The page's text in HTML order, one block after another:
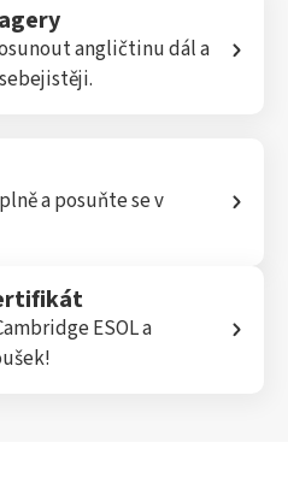
angličtinu dál a
a posuňte se v
ESOL a